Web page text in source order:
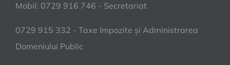
Mobil: 0729 916 746 - Secretariat
0729 915 332 - Taxe Impozite și Administrarea
Domeniului Public